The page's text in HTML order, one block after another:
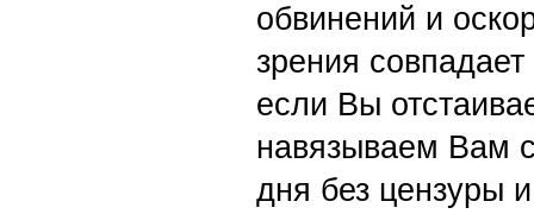
обвинений и
зрения
если Вы
навязываем Вам
дня без цензуры